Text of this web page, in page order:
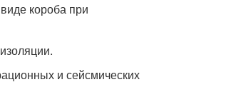
короба при
и сейсмических